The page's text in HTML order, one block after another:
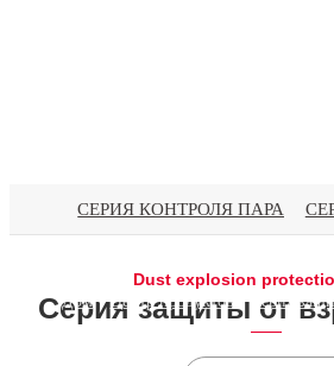
Центр
Дом -Центр продуктов - Серия
СЕРИЯ КОНТРОЛЯ ПАРА
Dust explosion
Серия защиты от